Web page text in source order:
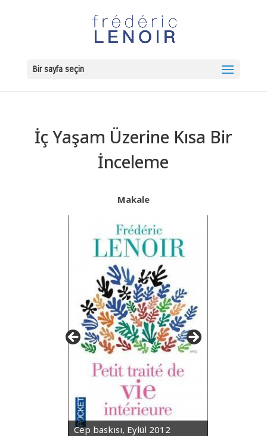
Bir sayfa seçin
İç Yaşam Üzerine Kısa Bir
İnceleme
Makale
Cep baskısı, Eylül 2012